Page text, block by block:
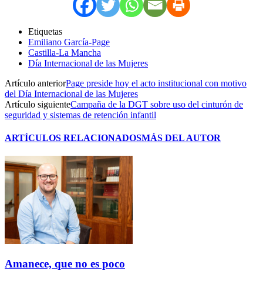
Etiquetas
Emiliano García-Page
Castilla-La Mancha
Día Internacional de las Mujeres
Artículo anteriorPage preside hoy el acto institucional con motivo
del Día Internacional de las Mujeres
Artículo siguienteCampaña de la DGT sobre uso del cinturón de
seguridad y sistemas de retención infantil
ARTÍCULOS RELACIONADOSMÁS DEL AUTOR
Amanece, que no es poco